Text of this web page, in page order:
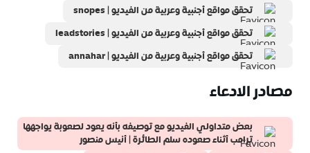
تحقق مواقع أجنبية وعربية من الفيديو | snopes
تحقق مواقع أجنبية وعربية من الفيديو | leadstories
تحقق مواقع أجنبية وعربية من الفيديو | annahar
مصادر الادعاء
بعض متداولي الفيديو مع توصيفه بأنه يعود لصعوبة يواجهها
ترامب أثناء صعوده سلم الطائرة | أنيس منصور